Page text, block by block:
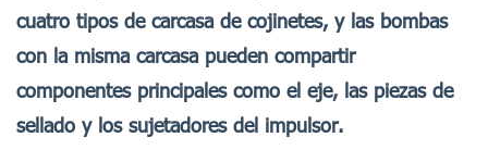
cuatro tipos de carcasa de cojinetes, y las bombas
con la misma carcasa pueden compartir
componentes principales como el eje, las piezas de
sellado y los sujetadores del impulsor.